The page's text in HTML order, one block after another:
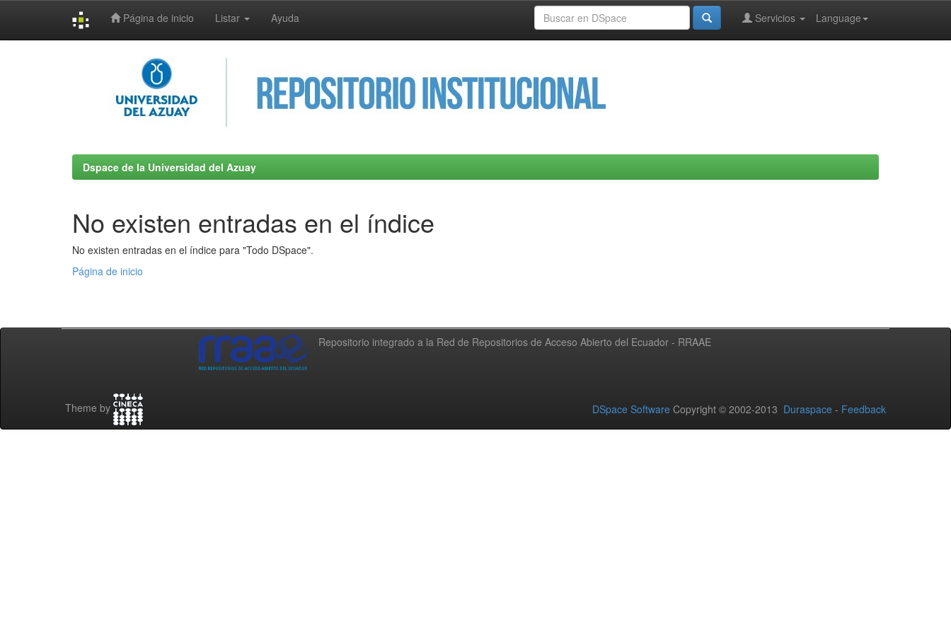
Página de inicio Listar Ayuda Language
Servicios
Dspace de la Universidad del Azuay
No existen entradas en el índice
No existen entradas en el índice para "Todo DSpace".
Página de inicio
Repositorio integrado a la Red de Repositorios de Acceso Abierto del Ecuador - RRAAE
Theme by DSpace Software Copyright © 2002-2013 Duraspace - Feedback